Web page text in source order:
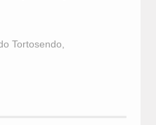
Tortosendo